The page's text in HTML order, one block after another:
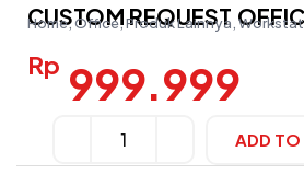
CUSTOM REQUEST
Home, Office, Produk Lainnya,
Rp 999.999
ADD TO
Alternative: